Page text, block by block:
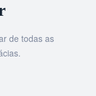
de todas as